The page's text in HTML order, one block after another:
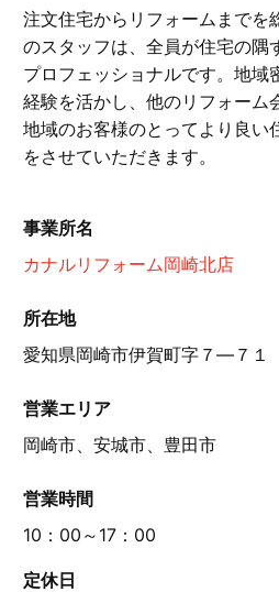
注文住宅からリフォームまでを
のスタッフは、全員が住宅の隅
プロフェッショナルです。地域
経験を活かし、他のリフォーム
地域のお客様のとってより良い
をさせていただきます。
事業所名
カナルリフォーム岡崎北店
所在地
愛知県岡崎市伊賀町字７―７１
営業エリア
岡崎市、安城市、豊田市
営業時間
10：00～17：00
定休日